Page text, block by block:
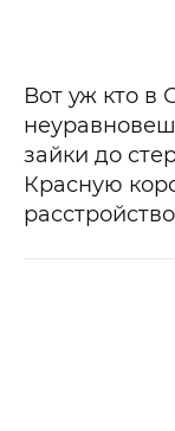
Вот уж кто в
зайки до
Красную